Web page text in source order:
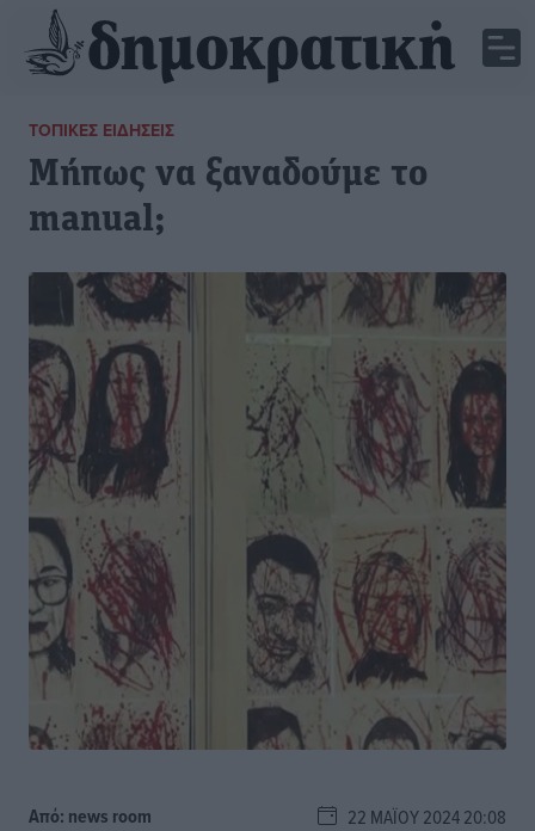
ΤΟΠΙΚΈΣ ΕΙΔΉΣΕΙΣ
Μήπως να ξαναδούμε το
manual;
Από: news room 22 ΜΑΪ́ΟΥ 2024 20:08